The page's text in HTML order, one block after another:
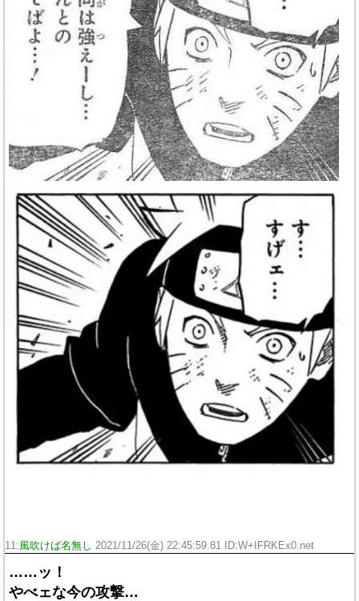
11:風吹けば名無し 2021/11/26(金) 22:45:59.81 ID:W+IFRKEx0.net
……ッ！
やべェな今の攻撃…